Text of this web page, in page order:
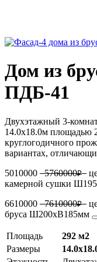
Дом из
ПДБ-41
Двухэтажный 3-
14.0х18.0м площадью
круглогодичного
вариантах,
5010000 5760000₽
камерной сушки
6610000 7610000₽
бруса Ш200хВ185мм
Площадь
292 м2
Размеры